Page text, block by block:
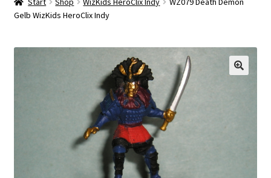
Shop
Über uns
Gelb WizKids HeroClix Indy